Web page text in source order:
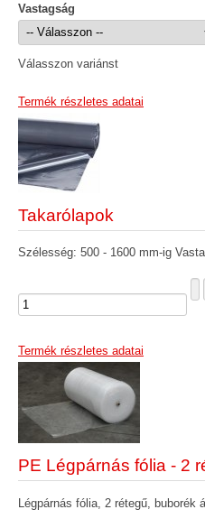
Vastagság
Válasszon variánst
Termék részletes adatai
Takarólapok
Szélesség: 500 - 1600 mm-ig
Termék részletes adatai
PE Légpárnás fólia - 2
Légpárnás fólia, 2 rétegű, buborék